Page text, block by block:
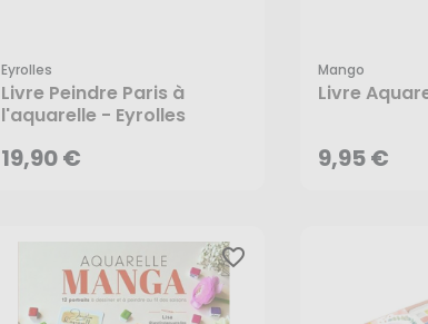
Eyrolles
Livre Peindre Paris à
l'aquarelle - Eyrolles
19,90 €
19,90 €
AJOUTER AU PANIER
Mango
Livre
9,95 €
9,95 €
favorite_border